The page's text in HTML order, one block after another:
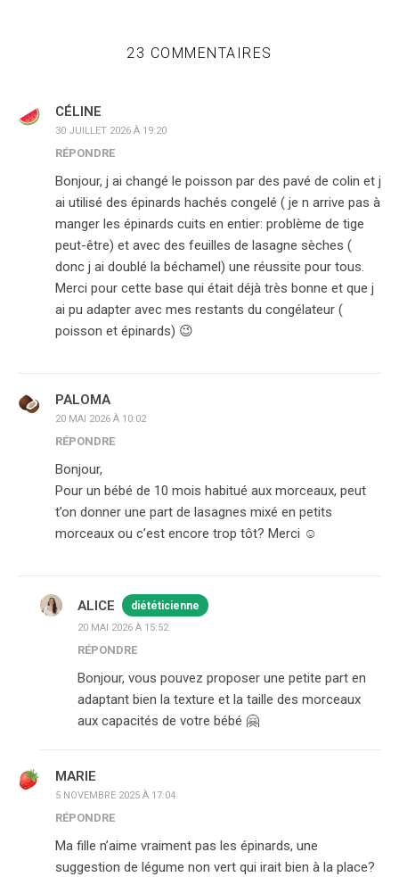
23 COMMENTAIRES
CÉLINE
30 JUILLET 2026 À 19:20
RÉPONDRE
Bonjour, j ai changé le poisson par des pavé de colin et j
ai utilisé des épinards hachés congelé ( je n arrive pas à
manger les épinards cuits en entier: problème de tige
peut-être) et avec des feuilles de lasagne sèches (
donc j ai doublé la béchamel) une réussite pour tous.
Merci pour cette base qui était déjà très bonne et que j
ai pu adapter avec mes restants du congélateur (
poisson et épinards) 😉
PALOMA
20 MAI 2026 À 10:02
RÉPONDRE
Bonjour,
Pour un bébé de 10 mois habitué aux morceaux, peut
t’on donner une part de lasagnes mixé en petits
morceaux ou c’est encore trop tôt? Merci ☺️
ALICE diététicienne
20 MAI 2026 À 15:52
RÉPONDRE
Bonjour, vous pouvez proposer une petite part en
adaptant bien la texture et la taille des morceaux
aux capacités de votre bébé 🤗
MARIE
5 NOVEMBRE 2025 À 17:04
RÉPONDRE
Ma fille n’aime vraiment pas les épinards, une
suggestion de légume non vert qui irait bien à la place?